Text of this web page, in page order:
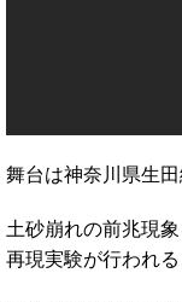
舞台は神奈川県生田
土砂崩れの前兆現
再現実験が行われ